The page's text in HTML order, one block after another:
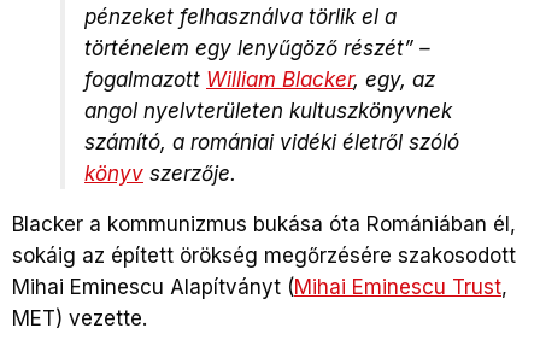
pénzeket felhasználva törlik el a
történelem egy lenyűgöző részét” –
fogalmazott William Blacker, egy, az
angol nyelvterületen kultuszkönyvnek
számító, a romániai vidéki életről szóló
könyv szerzője.
Blacker a kommunizmus bukása óta Romániában él,
sokáig az épített örökség megőrzésére szakosodott
Mihai Eminescu Alapítványt (Mihai Eminescu Trust,
MET) vezette.